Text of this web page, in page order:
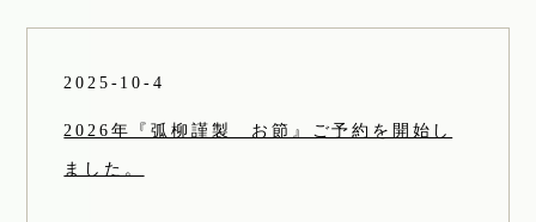
2025-10-4
2026年『弧柳謹製 お節』ご予約を開始し
ました。